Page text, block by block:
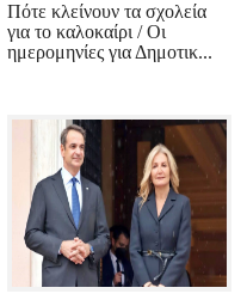
Πότε κλείνουν τα σχολεία
για το καλοκαίρι / Οι
ημερομηνίες για Δημοτικ...